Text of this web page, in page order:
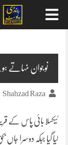
نوجوان نہاتے
Shahzad Raza
ٹیکسلا بائی پاس کے
لیا گیا جبکہ دوسرا جاں